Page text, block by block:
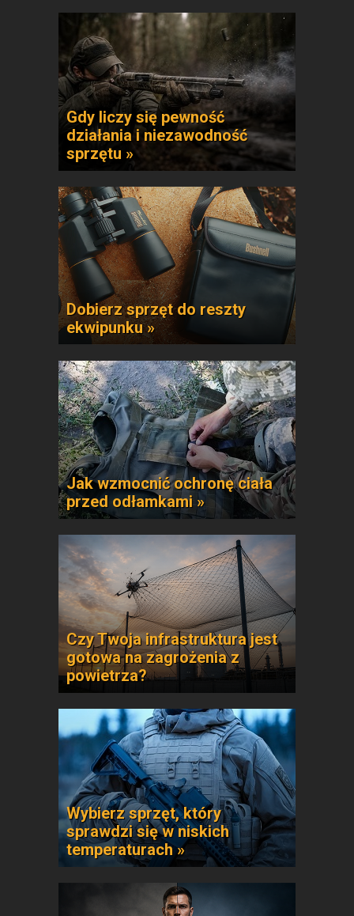
Gdy liczy się pewność
działania i niezawodność
sprzętu »
Dobierz sprzęt do reszty
ekwipunku »
Jak wzmocnić ochronę ciała
przed odłamkami »
Czy Twoja infrastruktura jest
gotowa na zagrożenia z
powietrza?
Wybierz sprzęt, który
sprawdzi się w niskich
temperaturach »